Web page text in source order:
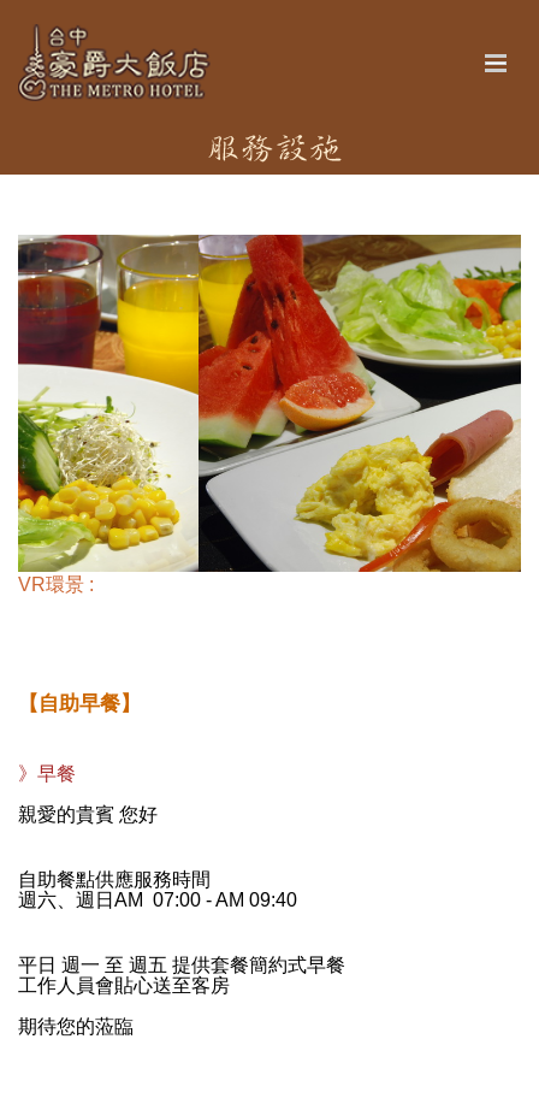
VR環景 :
【自助早餐】
》早餐
親愛的貴賓 您好
自助餐點供應服務時間
週六、週日AM 07:00 - AM 09:40
平日 週一 至 週五 提供套餐簡約式早餐
工作人員會貼心送至客房
期待您的蒞臨